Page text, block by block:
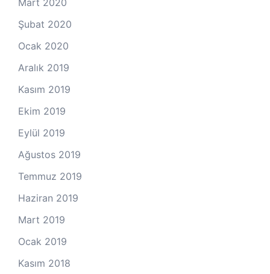
Şubat 2020
Ocak 2020
Aralık 2019
Kasım 2019
Ekim 2019
Eylül 2019
Ağustos 2019
Temmuz 2019
Haziran 2019
Mart 2019
Ocak 2019
Kasım 2018